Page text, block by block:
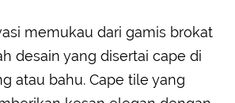
memukau dari gamis brokat
desain yang disertai cape di
atau bahu. Cape tile yang